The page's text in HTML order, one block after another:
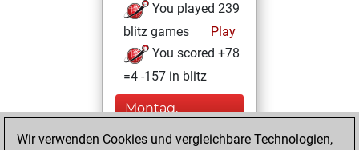
You played 239
blitz games
Play
You scored +78
=4 -157 in blitz
Montag,
Wir verwenden Cookies und vergleichbare Technologien,